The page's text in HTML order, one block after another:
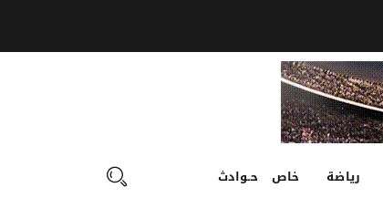
رياضة خاص حـوادث